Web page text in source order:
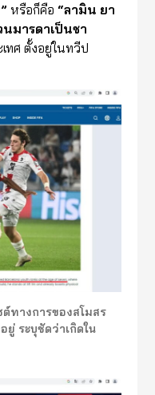
หรือก็คือ “ลามิน ยา
มารดาเป็นชา
ทศ ตั้งอยู่ในทวีป
ทางการของสโมสร
ยู่ ระบุชัดว่าเกิดใน